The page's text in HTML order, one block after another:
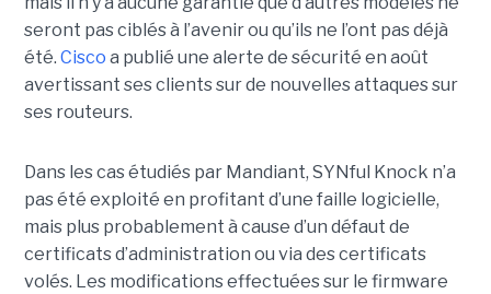
seront pas ciblés à l’avenir ou qu’ils ne l’ont pas déjà
été. Cisco a publié une alerte de sécurité en août
avertissant ses clients sur de nouvelles attaques sur
ses routeurs.
Dans les cas étudiés par Mandiant, SYNful Knock n’a
pas été exploité en profitant d’une faille logicielle,
mais plus probablement à cause d’un défaut de
certificats d’administration ou via des certificats
volés. Les modifications effectuées sur le firmware